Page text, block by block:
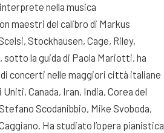
nella musica
maestri del calibro di Markus
Stockhausen, Cage, Riley,
la guida di Paola Mariotti, ha
concerti nelle maggiori città italiane
Canada, Iran, India, Corea del
Scodanibbio, Mike Svoboda,
Ha studiato l’opera pianistica